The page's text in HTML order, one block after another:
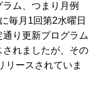
ム、つまり月例
毎月1回第2水曜日
り更新プログラム
されましたが、その
リースされていま